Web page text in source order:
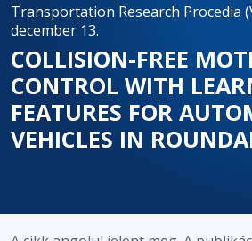
Transportation Research Procedia
december 13.
COLLISION-FREE
CONTROL WITH
FEATURES FOR
VEHICLES IN